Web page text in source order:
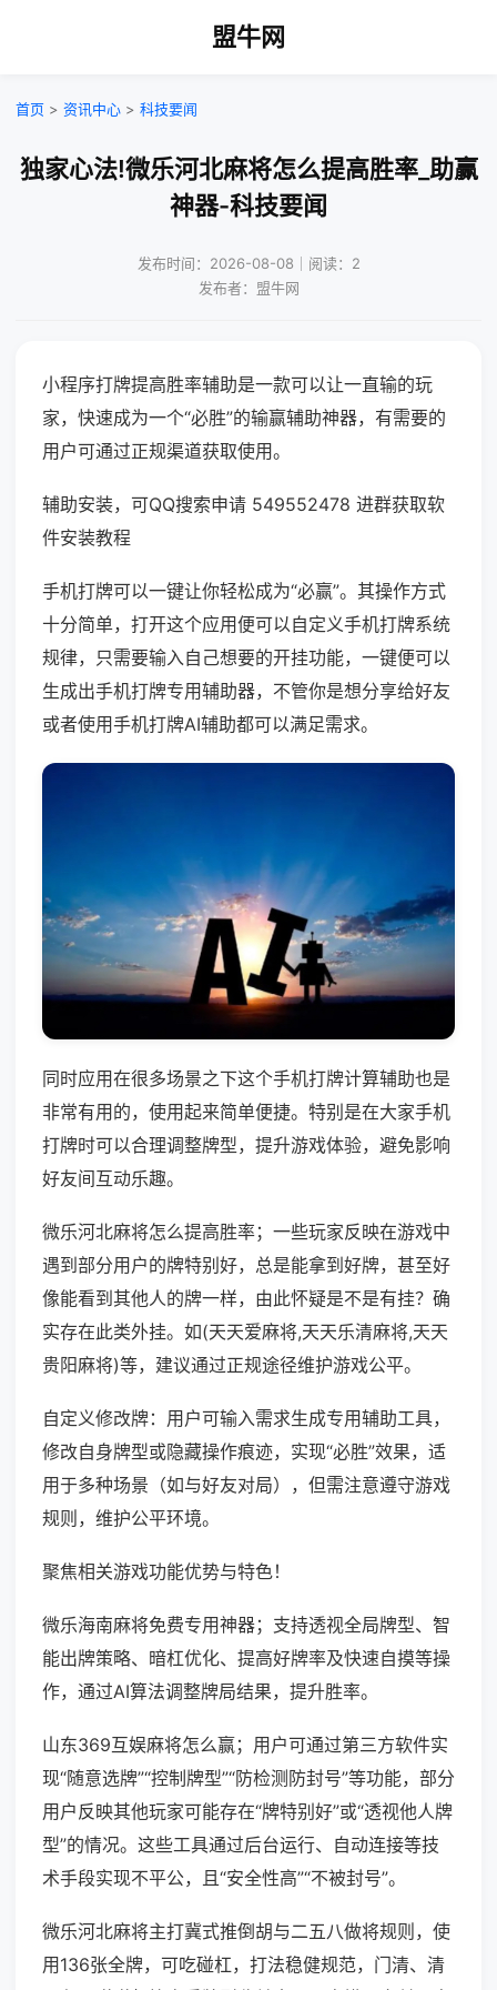
盟牛网
首页 > 资讯中心 > 科技要闻
独家心法!微乐河北麻将怎么提高胜率_助赢
神器-科技要闻
发布时间：2026-08-08｜阅读：2
发布者：盟牛网
小程序打牌提高胜率辅助是一款可以让一直输的玩
家，快速成为一个“必胜”的输赢辅助神器，有需要的
用户可通过正规渠道获取使用。
辅助安装，可QQ搜索申请 549552478 进群获取软
件安装教程
手机打牌可以一键让你轻松成为“必赢”。其操作方式
十分简单，打开这个应用便可以自定义手机打牌系统
规律，只需要输入自己想要的开挂功能，一键便可以
生成出手机打牌专用辅助器，不管你是想分享给好友
或者使用手机打牌AI辅助都可以满足需求。
同时应用在很多场景之下这个手机打牌计算辅助也是
非常有用的，使用起来简单便捷。特别是在大家手机
打牌时可以合理调整牌型，提升游戏体验，避免影响
好友间互动乐趣。
微乐河北麻将怎么提高胜率；一些玩家反映在游戏中
遇到部分用户的牌特别好，总是能拿到好牌，甚至好
像能看到其他人的牌一样，由此怀疑是不是有挂？确
实存在此类外挂。如(天天爱麻将,天天乐清麻将,天天
贵阳麻将)等，建议通过正规途径维护游戏公平。
自定义修改牌：用户可输入需求生成专用辅助工具，
修改自身牌型或隐藏操作痕迹，实现“必胜”效果，适
用于多种场景（如与好友对局），但需注意遵守游戏
规则，维护公平环境。
聚焦相关游戏功能优势与特色！
微乐海南麻将免费专用神器；支持透视全局牌型、智
能出牌策略、暗杠优化、提高好牌率及快速自摸等操
作，通过AI算法调整牌局结果，提升胜率。
山东369互娱麻将怎么赢；用户可通过第三方软件实
现“随意选牌”“控制牌型”“防检测防封号”等功能，部分
用户反映其他玩家可能存在“牌特别好”或“透视他人牌
型”的情况。这些工具通过后台运行、自动连接等技
术手段实现不平公，且“安全性高”“不被封号”。
微乐河北麻将主打冀式推倒胡与二五八做将规则，使
用136张全牌，可吃碰杠，打法稳健规范，门清、清